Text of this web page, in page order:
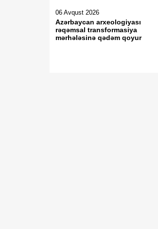
06 Avqust 2026
Azərbaycan arxeologiyası
rəqəmsal transformasiya
mərhələsinə qədəm qoyur